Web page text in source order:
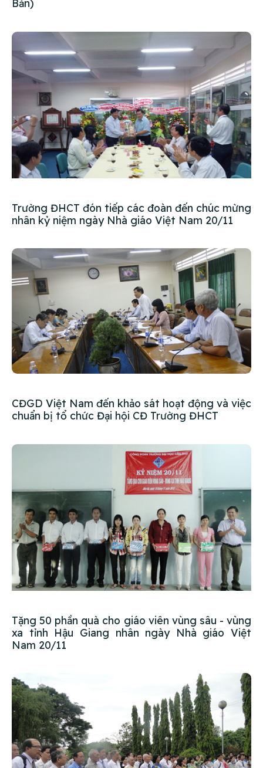
Bản)
Trường ĐHCT đón tiếp các đoàn đến chúc mừng
nhân kỷ niệm ngày Nhà giáo Việt Nam 20/11
CĐGD Việt Nam đến khảo sát hoạt động và việc
chuẩn bị tổ chức Đại hội CĐ Trường ĐHCT
Tặng 50 phần quà cho giáo viên vùng sâu - vùng
xa tỉnh Hậu Giang nhân ngày Nhà giáo Việt
Nam 20/11